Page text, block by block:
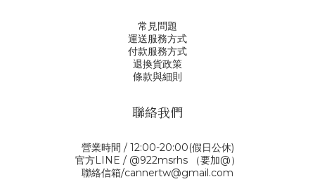
常見問題
運送服務方式
付款服務方式
退換貨政策
條款與細則
聯絡我們
營業時間 / 12:00-20:00(假日公休)
官方LINE / @922msrhs （要加@）
聯絡信箱/cannertw@gmail.com